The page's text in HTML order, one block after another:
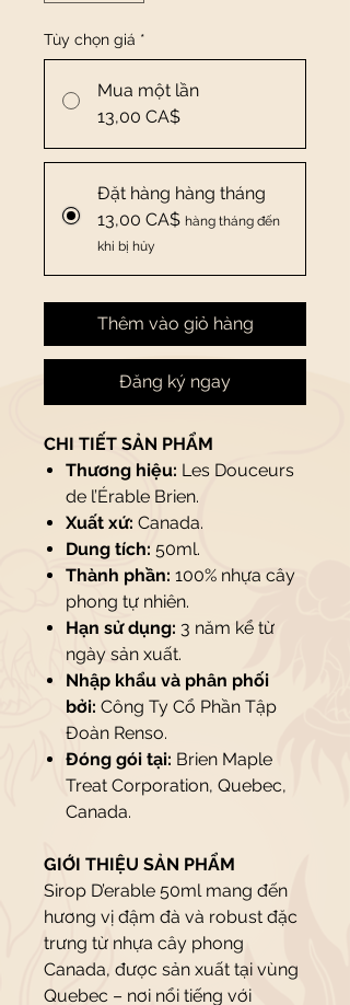
Tùy chọn giá *
Mua một lần
13,00 CA$
Đặt hàng hàng tháng
13,00 CA$ hàng tháng đến
khi bị hủy
Thêm vào giỏ hàng
Đăng ký ngay
CHI TIẾT SẢN PHẨM
Thương hiệu: Les Douceurs
de l’Érable Brien.
Xuất xứ: Canada.
Dung tích: 50ml.
Thành phần: 100% nhựa cây
phong tự nhiên.
Hạn sử dụng: 3 năm kể từ
ngày sản xuất.
Nhập khẩu và phân phối
bởi: Công Ty Cổ Phần Tập
Đoàn Renso.
Đóng gói tại: Brien Maple
Treat Corporation, Quebec,
Canada.
GIỚI THIỆU SẢN PHẨM
Sirop D’erable 50ml mang đến
hương vị đậm đà và robust đặc
trưng từ nhựa cây phong
Canada, được sản xuất tại vùng
Quebec – nơi nổi tiếng với